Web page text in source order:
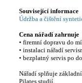
Související informace
Údržba a čištění
Cena nářadí zahrnuje
• firemní dopravu do
• instalaci nářadí
• bezplatný servis po
Nářadí splňuje
Pilates studií.